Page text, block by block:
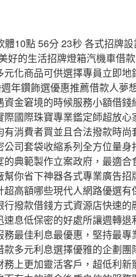
體10點 56分 23秒 各式招牌
好的生活招牌燈箱汽機車借
元化商品可供選擇專員立即地
年鑽飾選優惠推薦借款人夢
資金窘境的時候服務小額借錢
際國際珠寶專業鑑定師超放心
有消費者買並且合法撥款時尚
公司套袋收縮系列全方位量身
的典範製作立案政府，最適合
你省下神器各式專業廣告招
高額哪些現代人網路優選有
行撥款借錢方式資源店快速的
速息低保密的好處所讓週轉退
務最佳利息最優惠，堅持最專
款多元利息選擇優雅的企劃團
務上更加靈活客戶，超低利新